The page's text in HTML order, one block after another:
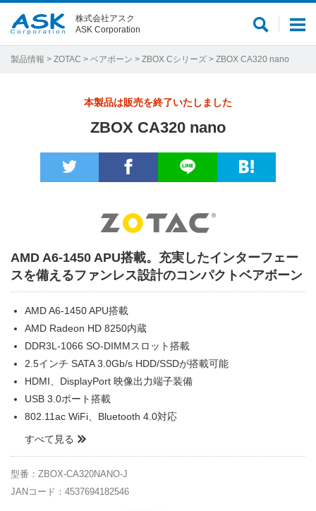
メ
サ
ト
株式会社アスク
ASK Corporation
製品情報 > ZOTAC > ベアボーン > ZBOX Cシリーズ > ZBOX CA320 nano
本製品は販売を終了いたしました
ZBOX CA320 nano
AMD A6-1450 APU搭載。充実したインターフェー
スを備えるファンレス設計のコンパクトベアボーン
AMD A6-1450 APU搭載
AMD Radeon HD 8250内蔵
DDR3L-1066 SO-DIMMスロット搭載
2.5インチ SATA 3.0Gb/s HDD/SSDが搭載可能
HDMI、DisplayPort 映像出力端子装備
USB 3.0ポート搭載
802.11ac WiFi、Bluetooth 4.0対応
すべて見る
型番：ZBOX-CA320NANO-J
JANコード：4537694182546